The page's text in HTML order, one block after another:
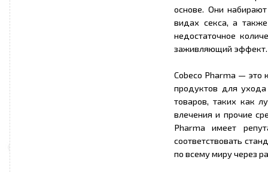
основе. Они
видах секса, а
недостаточное
заживляющий эффект.
Cobeco Pharma — это
продуктов для
товаров, таких как
влечения и прочие
Pharma имеет
соответствовать
по всему миру через